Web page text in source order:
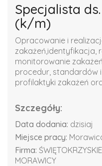
Specjalista
(k/m)
Opracowanie i
zakażeń,identyfikacja,
monitorowanie
procedur, standardów
profilaktyki zakażeń
Szczegóły:
Data dodania: dzisiaj
Miejsce pracy:
Firma:
MORAWICY